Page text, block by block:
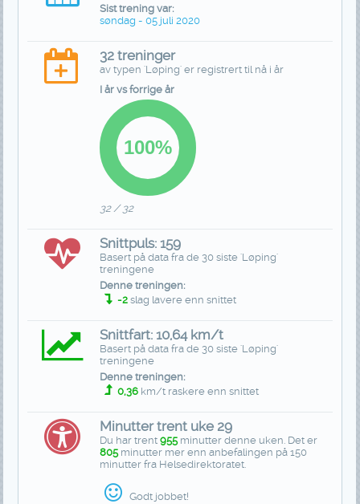
Sist trening var:
søndag - 05 juli 2020
32 treninger
av typen 'Løping' er registrert til nå i år
I år vs forrige år
32 / 32
Snittpuls: 159
Basert på data fra de 30 siste 'Løping'
treningene
Denne treningen:
-2 slag lavere enn snittet
Snittfart: 10,64 km/t
Basert på data fra de 30 siste 'Løping'
treningene
Denne treningen:
0,36 km/t raskere enn snittet
Minutter trent uke 29
Du har trent955minutter denne uken. Det er
805minutter mer enn anbefalingen på 150
minutter fra Helsedirektoratet.
Godt jobbet!